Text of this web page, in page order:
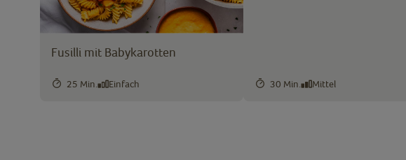
Fusilli mit Babykarotten
25 Min. Einfach 30 Min. Mittel